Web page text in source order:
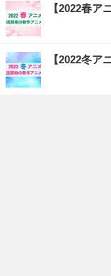
【2022春
【2022冬ア